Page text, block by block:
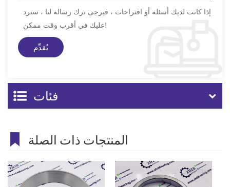
إذا كانت لديك أسئلة أو اقتراحات ، فيرجى ترك رسالة لنا ، سنرد
عليك في أقرب وقت ممكن!
فئات
المنتجات ذات الصلة